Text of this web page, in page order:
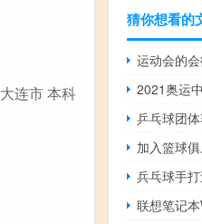
连市 本科
猜你想看的
运动会的
2021奥运
乒乓球团
加入篮球
兵乓球手